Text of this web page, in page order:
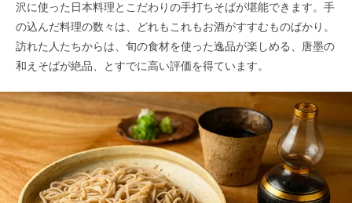
沢に使った日本料理とこだわりの手打ちそばが堪能できます。手
の込んだ料理の数々は、どれもこれもお酒がすすむものばかり。
訪れた人たちからは、旬の食材を使った逸品が楽しめる、唐墨の
和えそばが絶品、とすでに高い評価を得ています。